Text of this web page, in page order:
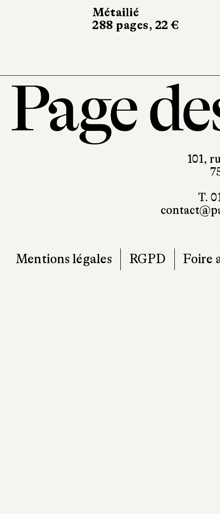
Métailié
288 pages, 22 €
101,
T.
Mentions légales RGPD Foire